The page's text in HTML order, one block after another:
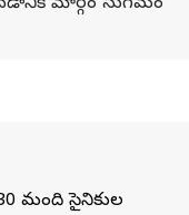
మంది సైనికుల